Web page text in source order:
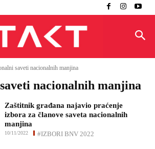
saveti nacionalnih manjina
nacionalnih manjina
Zaštitnik građana najavio praćenje
izbora za članove saveta nacionalnih
manjina
#IZBORI BNV 2022
10/11/2022